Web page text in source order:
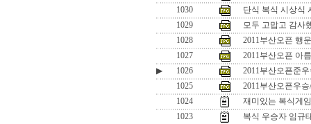
1030
단식 복식 시상식
1029
모두 고맙고 감사
1028
2011부산오픈 행
1027
2011부산오픈 아
▶
1026
2011부산오픈준
1025
2011부산오픈우
1024
재미있는 복식게
1023
복식 우승자 임규